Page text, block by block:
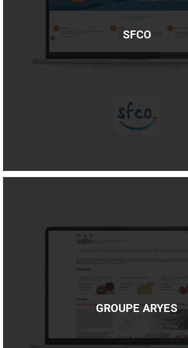
SFCO
GROUPE ARYES